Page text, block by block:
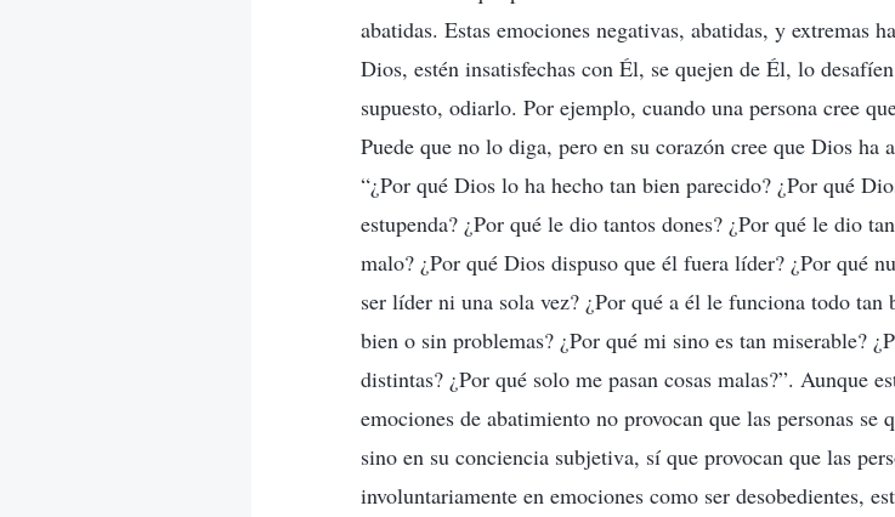
abatidas. Estas emociones negativas, abatidas, y extremas
Dios, estén insatisfechas con Él, se quejen de Él, lo
supuesto, odiarlo. Por ejemplo, cuando una persona cree
Puede que no lo diga, pero en su corazón cree que Dios ha
“¿Por qué Dios lo ha hecho tan bien parecido? ¿Por qué
estupenda? ¿Por qué le dio tantos dones? ¿Por qué le dio
malo? ¿Por qué Dios dispuso que él fuera líder? ¿Por qué
ser líder ni una sola vez? ¿Por qué a él le funciona todo
bien o sin problemas? ¿Por qué mi sino es tan miserable?
distintas? ¿Por qué solo me pasan cosas malas?”. Aunque
emociones de abatimiento no provocan que las personas
sino en su conciencia subjetiva, sí que provocan que las
involuntariamente en emociones como ser desobedientes,